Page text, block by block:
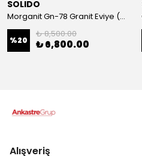
SOLIDO
Morganit Gn-78 Granit Eviye (Stone Grey)
%20
₺ 8,500.00
₺ 6,800.00
Alışveriş